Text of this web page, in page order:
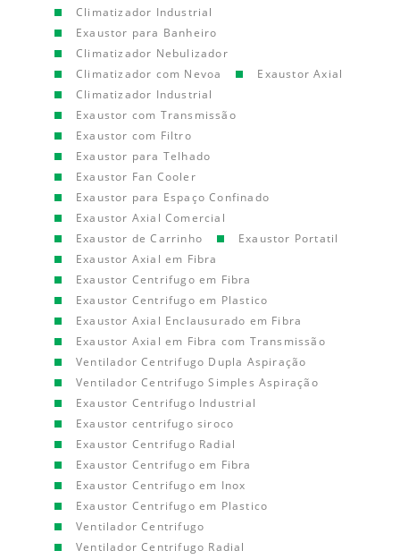
Climatizador Industrial
Exaustor para Banheiro
Climatizador Nebulizador
Climatizador com Nevoa
Exaustor Axial
Climatizador Industrial
Exaustor com Transmissão
Exaustor com Filtro
Exaustor para Telhado
Exaustor Fan Cooler
Exaustor para Espaço Confinado
Exaustor Axial Comercial
Exaustor de Carrinho
Exaustor Portatil
Exaustor Axial em Fibra
Exaustor Centrifugo em Fibra
Exaustor Centrifugo em Plastico
Exaustor Axial Enclausurado em Fibra
Exaustor Axial em Fibra com Transmissão
Ventilador Centrifugo Dupla Aspiração
Ventilador Centrifugo Simples Aspiração
Exaustor Centrifugo Industrial
Exaustor centrifugo siroco
Exaustor Centrifugo Radial
Exaustor Centrifugo em Fibra
Exaustor Centrifugo em Inox
Exaustor Centrifugo em Plastico
Ventilador Centrifugo
Ventilador Centrifugo Radial